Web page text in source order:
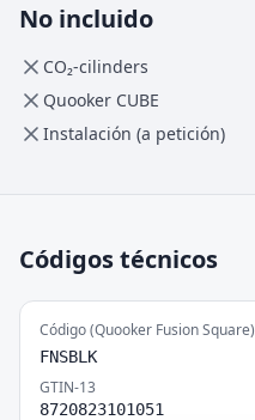
No incluido
CO₂-cilinders
Quooker CUBE
Instalación (a petición)
Códigos técnicos
Código (Quooker Fusion Square)
FNSBLK
GTIN-13
8720823101051